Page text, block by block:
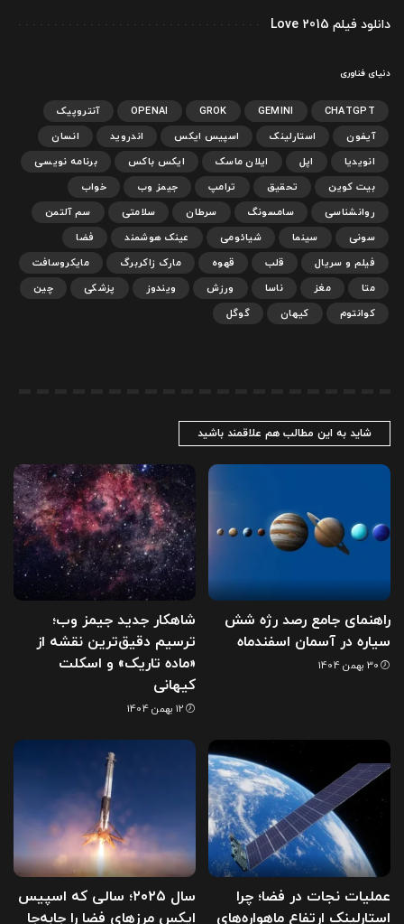
دانلود فیلم Love 2015
دنیای فناوری
CHATGPT
GEMINI
GROK
OPENAI
آنتروپیک
آیفون
استارلینک اسپیس ایکس اندروید
انسان
انویدیا
اپل ایلان ماسک ایکس باکس
برنامه نویسی
بیت کوین
تحقیق ترامپ جیمز وب
خواب
روانشناسی
سامسونگ سرطان سلامتی
سم آلتمن
سونی
سینما شیائومی عینک هوشمند
فضا
فیلم و سریال
قلب قهوه مارک زاکربرگ
مایکروسافت
متا
مغز ناسا ورزش ویندوز پزشکی
چین
کوانتوم
کیهان گوگل
شاید به این مطالب هم علاقمند باشید
راهنمای جامع رصد رژه شش
سیاره در آسمان اسفندماه
30 بهمن 1404
شاهکار جدید جیمز وب؛
ترسیم دقیق‌ترین نقشه از
«ماده تاریک» و اسکلت
کیهانی
12 بهمن 1404
عملیات نجات در فضا؛ چرا
استارلینک ارتفاع ماهواره‌های
سال ۲۰۲۵؛ سالی که اسپیس
ایکس مرزهای فضا را جابه‌جا